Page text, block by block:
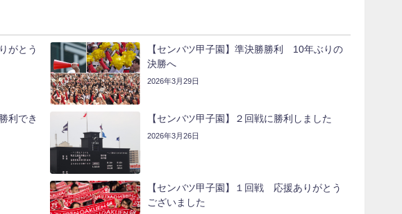
がとう
【センバツ甲子園】準決勝勝利 10年ぶりの
決勝へ
2026年3月29日
利でき
【センバツ甲子園】２回戦に勝利しました
2026年3月26日
【センバツ甲子園】１回戦 応援ありがとう
ございました